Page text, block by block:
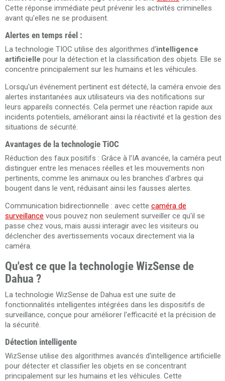
Cette réponse immédiate peut prévenir les activités criminelles
avant qu'elles ne se produisent​​.
Alertes en temps réel :
La technologie TIOC utilise des algorithmes d'intelligence
artificielle pour la détection et la classification des objets. Elle se
concentre principalement sur les humains et les véhicules.
Lorsqu'un événement pertinent est détecté, la caméra envoie des
alertes instantanées aux utilisateurs via des notifications sur
leurs appareils connectés. Cela permet une réaction rapide aux
incidents potentiels, améliorant ainsi la réactivité et la gestion des
situations de sécurité​.
Avantages de la technologie TiOC
Réduction des faux positifs : Grâce à l'IA avancée, la caméra peut
distinguer entre les menaces réelles et les mouvements non
pertinents, comme les animaux ou les branches d'arbres qui
bougent dans le vent, réduisant ainsi les fausses alertes.
Communication bidirectionnelle : avec cette caméra de
surveillance vous pouvez non seulement surveiller ce qu'il se
passe chez vous, mais aussi interagir avec les visiteurs ou
déclencher des avertissements vocaux directement via la
caméra.
Qu'est ce que la technologie WizSense de
Dahua ?
La technologie WizSense de Dahua est une suite de
fonctionnalités intelligentes intégrées dans les dispositifs de
surveillance, conçue pour améliorer l'efficacité et la précision de
la sécurité.
Détection intelligente
WizSense utilise des algorithmes avancés d'intelligence artificielle
pour détecter et classifier les objets en se concentrant
principalement sur les humains et les véhicules. Cette